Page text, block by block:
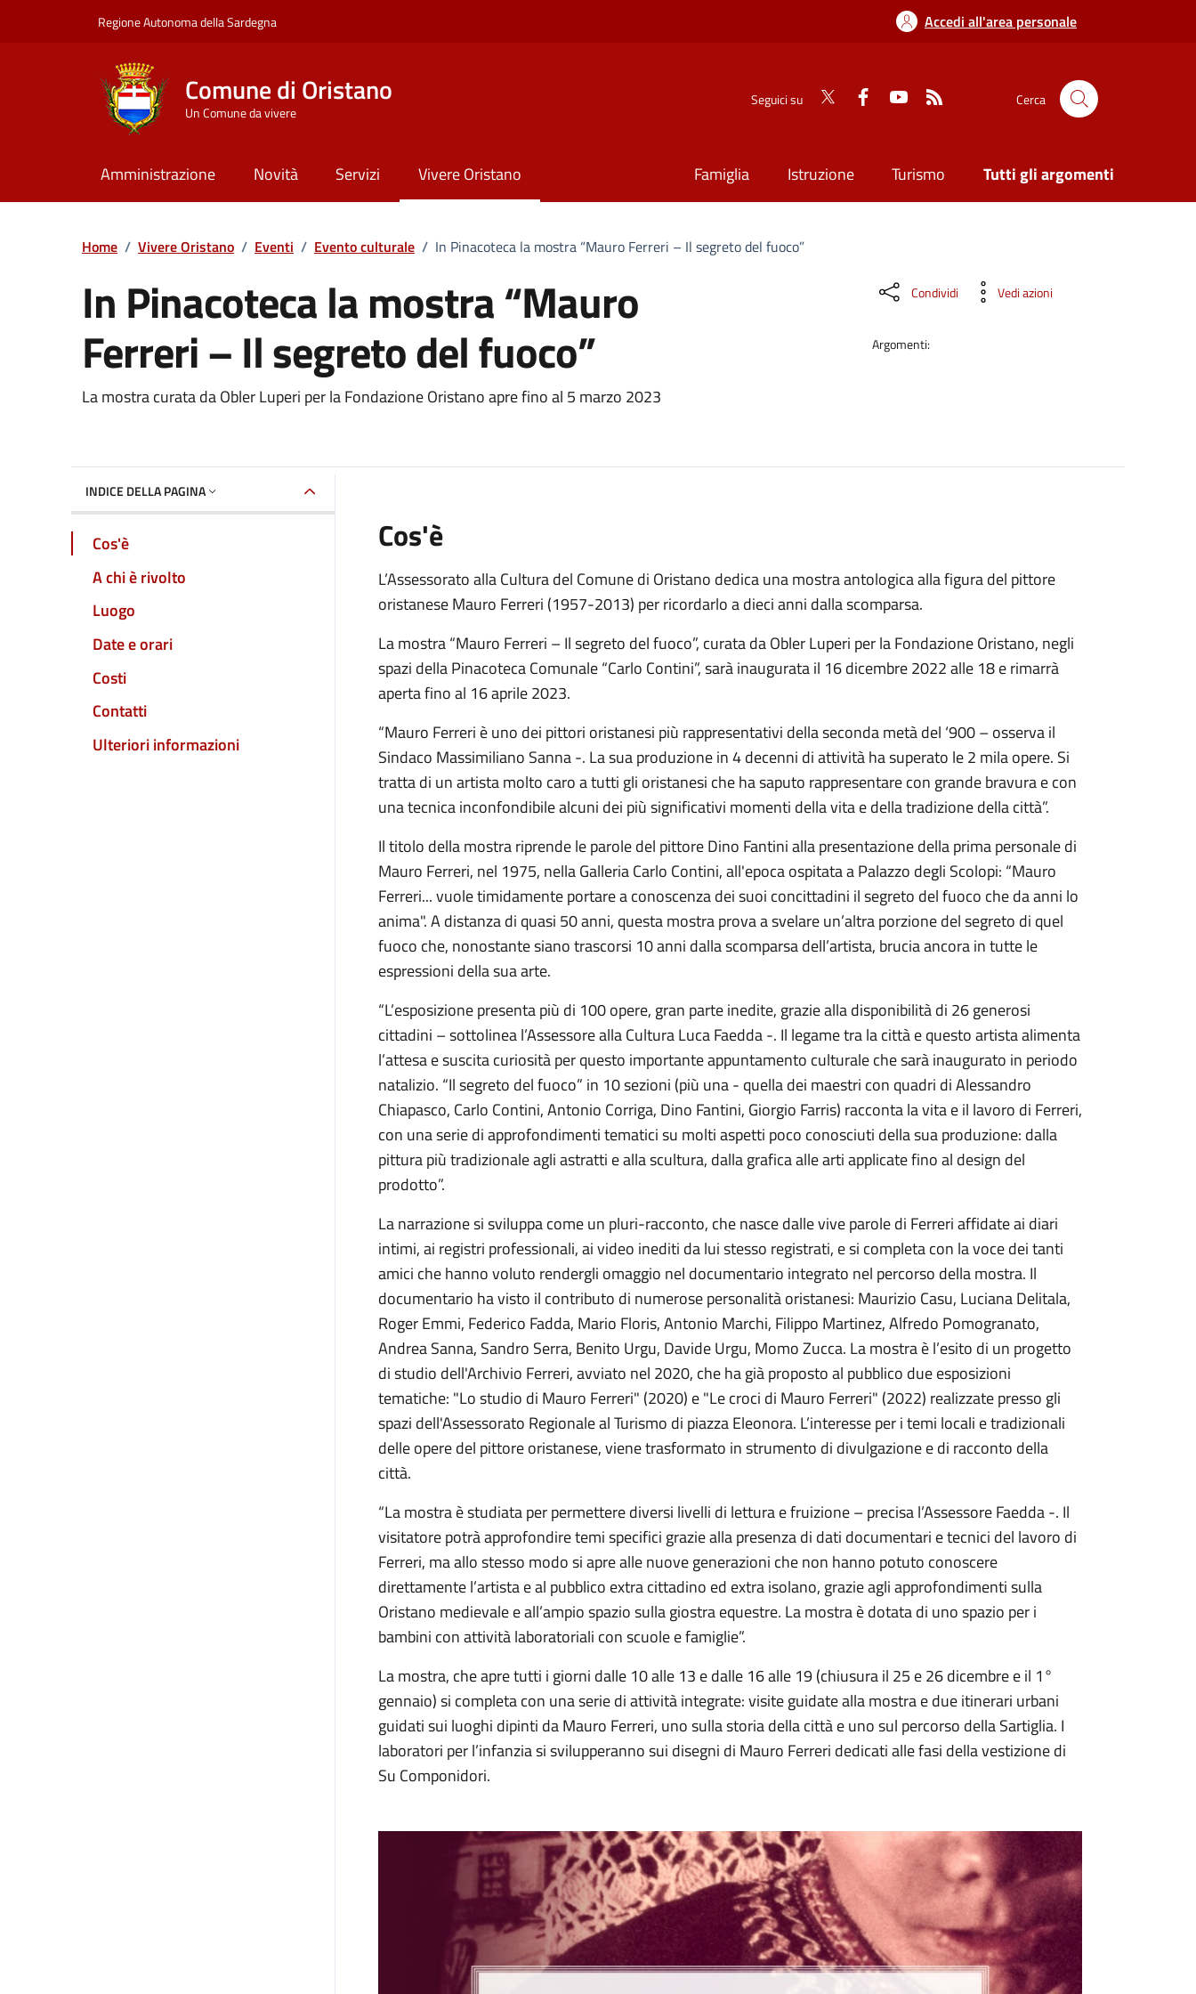
Regione Autonoma della Sardegna Accedi all'area personale
Comune di Oristano
Un Comune da vivere
Seguici su Cerca
Amministrazione Novità Servizi Vivere Oristano Famiglia Istruzione Turismo Tutti gli argomenti
Home / Vivere Oristano / Eventi / Evento culturale / In Pinacoteca la mostra “Mauro Ferreri – Il segreto del fuoco”
In Pinacoteca la mostra “Mauro
Ferreri – Il segreto del fuoco”
Dettaglio dell'evento
La mostra curata da Obler Luperi per la Fondazione Oristano apre fino al 5 marzo 2023
Condividi Vedi azioni
Argomenti:
INDICE DELLA PAGINA
Cos'è
A chi è rivolto
Luogo
Date e orari
Costi
Contatti
Ulteriori informazioni
Cos'è
L’Assessorato alla Cultura del Comune di Oristano dedica una mostra antologica alla figura del pittore
oristanese Mauro Ferreri (1957-2013) per ricordarlo a dieci anni dalla scomparsa.
La mostra “Mauro Ferreri – Il segreto del fuoco”, curata da Obler Luperi per la Fondazione Oristano, negli
spazi della Pinacoteca Comunale “Carlo Contini”, sarà inaugurata il 16 dicembre 2022 alle 18 e rimarrà
aperta fino al 16 aprile 2023.
“Mauro Ferreri è uno dei pittori oristanesi più rappresentativi della seconda metà del ‘900 – osserva il
Sindaco Massimiliano Sanna -. La sua produzione in 4 decenni di attività ha superato le 2 mila opere. Si
tratta di un artista molto caro a tutti gli oristanesi che ha saputo rappresentare con grande bravura e con
una tecnica inconfondibile alcuni dei più significativi momenti della vita e della tradizione della città”.
Il titolo della mostra riprende le parole del pittore Dino Fantini alla presentazione della prima personale di
Mauro Ferreri, nel 1975, nella Galleria Carlo Contini, all'epoca ospitata a Palazzo degli Scolopi: “Mauro
Ferreri... vuole timidamente portare a conoscenza dei suoi concittadini il segreto del fuoco che da anni lo
anima". A distanza di quasi 50 anni, questa mostra prova a svelare un’altra porzione del segreto di quel
fuoco che, nonostante siano trascorsi 10 anni dalla scomparsa dell’artista, brucia ancora in tutte le
espressioni della sua arte.
“L’esposizione presenta più di 100 opere, gran parte inedite, grazie alla disponibilità di 26 generosi
cittadini – sottolinea l’Assessore alla Cultura Luca Faedda -. Il legame tra la città e questo artista alimenta
l’attesa e suscita curiosità per questo importante appuntamento culturale che sarà inaugurato in periodo
natalizio. “Il segreto del fuoco” in 10 sezioni (più una - quella dei maestri con quadri di Alessandro
Chiapasco, Carlo Contini, Antonio Corriga, Dino Fantini, Giorgio Farris) racconta la vita e il lavoro di Ferreri,
con una serie di approfondimenti tematici su molti aspetti poco conosciuti della sua produzione: dalla
pittura più tradizionale agli astratti e alla scultura, dalla grafica alle arti applicate fino al design del
prodotto”.
La narrazione si sviluppa come un pluri-racconto, che nasce dalle vive parole di Ferreri affidate ai diari
intimi, ai registri professionali, ai video inediti da lui stesso registrati, e si completa con la voce dei tanti
amici che hanno voluto rendergli omaggio nel documentario integrato nel percorso della mostra. Il
documentario ha visto il contributo di numerose personalità oristanesi: Maurizio Casu, Luciana Delitala,
Roger Emmi, Federico Fadda, Mario Floris, Antonio Marchi, Filippo Martinez, Alfredo Pomogranato,
Andrea Sanna, Sandro Serra, Benito Urgu, Davide Urgu, Momo Zucca. La mostra è l’esito di un progetto
di studio dell'Archivio Ferreri, avviato nel 2020, che ha già proposto al pubblico due esposizioni
tematiche: "Lo studio di Mauro Ferreri" (2020) e "Le croci di Mauro Ferreri" (2022) realizzate presso gli
spazi dell'Assessorato Regionale al Turismo di piazza Eleonora. L’interesse per i temi locali e tradizionali
delle opere del pittore oristanese, viene trasformato in strumento di divulgazione e di racconto della
città.
“La mostra è studiata per permettere diversi livelli di lettura e fruizione – precisa l’Assessore Faedda -. Il
visitatore potrà approfondire temi specifici grazie alla presenza di dati documentari e tecnici del lavoro di
Ferreri, ma allo stesso modo si apre alle nuove generazioni che non hanno potuto conoscere
direttamente l’artista e al pubblico extra cittadino ed extra isolano, grazie agli approfondimenti sulla
Oristano medievale e all’ampio spazio sulla giostra equestre. La mostra è dotata di uno spazio per i
bambini con attività laboratoriali con scuole e famiglie”.
La mostra, che apre tutti i giorni dalle 10 alle 13 e dalle 16 alle 19 (chiusura il 25 e 26 dicembre e il 1°
gennaio) si completa con una serie di attività integrate: visite guidate alla mostra e due itinerari urbani
guidati sui luoghi dipinti da Mauro Ferreri, uno sulla storia della città e uno sul percorso della Sartiglia. I
laboratori per l’infanzia si svilupperanno sui disegni di Mauro Ferreri dedicati alle fasi della vestizione di
Su Componidori.